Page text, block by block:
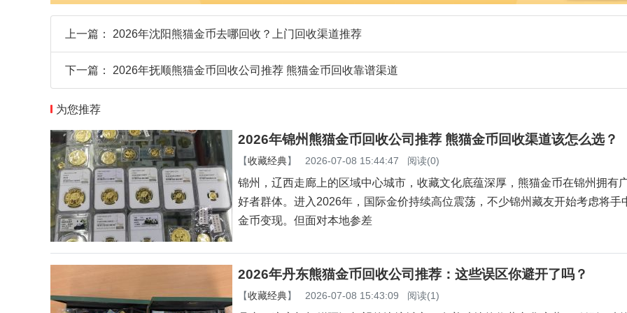
上一篇： 2026年沈阳熊猫金币去哪回收？上门回收渠道推荐
下一篇： 2026年抚顺熊猫金币回收公司推荐 熊猫金币回收靠谱渠道
为您推荐
2026年锦州熊猫金币回收公司推荐 熊猫金币回收渠道该怎么选？
【收藏经典】 2026-07-08 15:44:47 阅读(0)
锦州，辽西走廊上的区域中心城市，收藏文化底蕴深厚，熊猫金币在锦州拥有
好者群体。进入2026年，国际金价持续高位震荡，不少锦州藏友开始考虑将手
金币变现。但面对本地参差
2026年丹东熊猫金币回收公司推荐：这些误区你避开了吗？
【收藏经典】 2026-07-08 15:43:09 阅读(1)